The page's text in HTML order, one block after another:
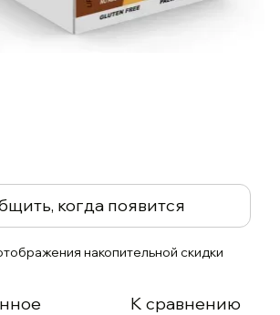
когда появится
накопительной скидки
К сравнению